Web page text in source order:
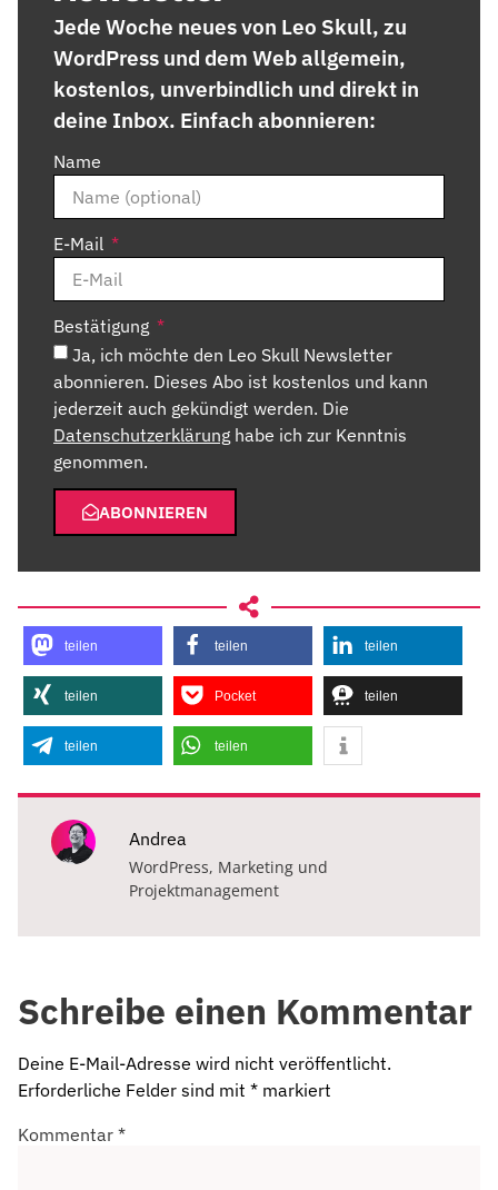
Jede Woche neues von Leo Skull, zu
WordPress und dem Web allgemein,
kostenlos, unverbindlich und direkt in
deine Inbox. Einfach abonnieren:
Name
E-Mail
Bestätigung
Ja, ich möchte den Leo Skull Newsletter
abonnieren. Dieses Abo ist kostenlos und kann
jederzeit auch gekündigt werden. Die
Datenschutzerklärung habe ich zur Kenntnis
genommen.
ABONNIEREN
teilen teilen teilen
teilen Pocket teilen
teilen teilen
Andrea
WordPress, Marketing und
Projektmanagement
Schreibe einen Kommentar
Deine E-Mail-Adresse wird nicht veröffentlicht.
Erforderliche Felder sind mit * markiert
Kommentar *